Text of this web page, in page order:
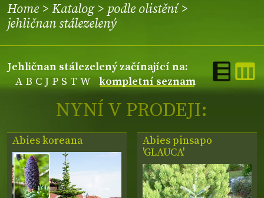
Home > Katalog> podle olistění>
jehličnan stálezelený
jehličnan stálezelený začínající na:
A B C J P S T W kompletní seznam
NYNÍ V PRODEJI:
Abies koreana
Abies pinsapo
'GLAUCA'